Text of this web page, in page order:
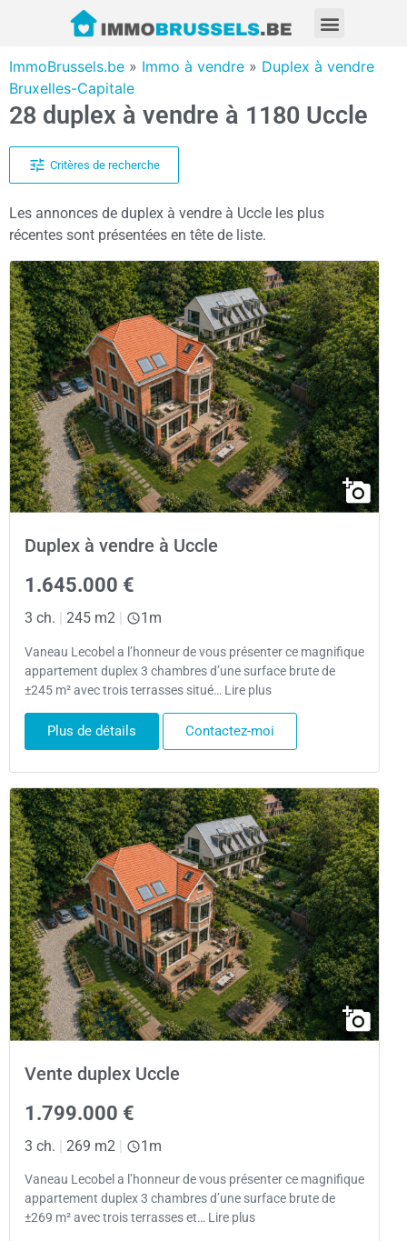
ImmoBrussels.be » Immo à vendre » Duplex à vendre
Bruxelles-Capitale
28 duplex à vendre à 1180 Uccle
Critères de recherche
Les annonces de duplex à vendre à Uccle les plus
récentes sont présentées en tête de liste.
Duplex à vendre à Uccle
1.645.000 €
3 ch. 245 m2 1m
Vaneau Lecobel a l’honneur de vous présenter ce magnifique
appartement duplex 3 chambres d’une surface brute de
±245 m² avec trois terrasses situé… Lire plus
Plus de détails Contactez-moi
Vente duplex Uccle
1.799.000 €
3 ch. | 269 m2 | 1m
Vaneau Lecobel a l’honneur de vous présenter ce magnifique
appartement duplex 3 chambres d’une surface brute de
±269 m² avec trois terrasses et… Lire plus